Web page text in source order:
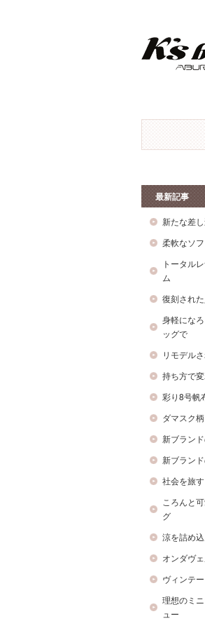
最新記事
新たな差
柔軟なソ
トータル
ム
復刻され
身軽にな
ッグで
リモデル
持ち方で
彩り8号帆
ダマスク
新ブラン
新ブラン
社会を旅
ころんと
グ
涼を詰め
オンダヴ
ヴィンテ
理想のミ
ュー